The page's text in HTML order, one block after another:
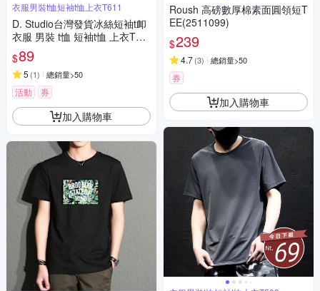
衣服男裝t恤短袖t恤上衣T611
D. Studio台灣發貨冰絲短袖t卹
衣服 男裝 t恤 短袖t恤 上衣T61
$89
5 (1) 總銷量>50
活動 券
加入購物車
Roush 高磅數厚棉素面圓領短T
EE(2511099)
$239
4.7(3) 總銷量>50
券
加入購物車